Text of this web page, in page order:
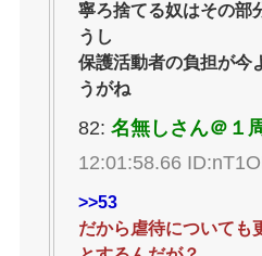
寧ろ捨てる奴はその部
うし
保護活動者の負担が今
うがね
82: 名無しさん＠１
12:01:58.66
>>53
だから虐待についても